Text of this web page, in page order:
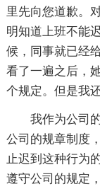
里先向您道歉。
明知道上班不能
候，同事就已经
看了一遍之后，
个规定。但是我
我作为公司
公司的规章制度
止迟到这种行为
遵守公司的规定